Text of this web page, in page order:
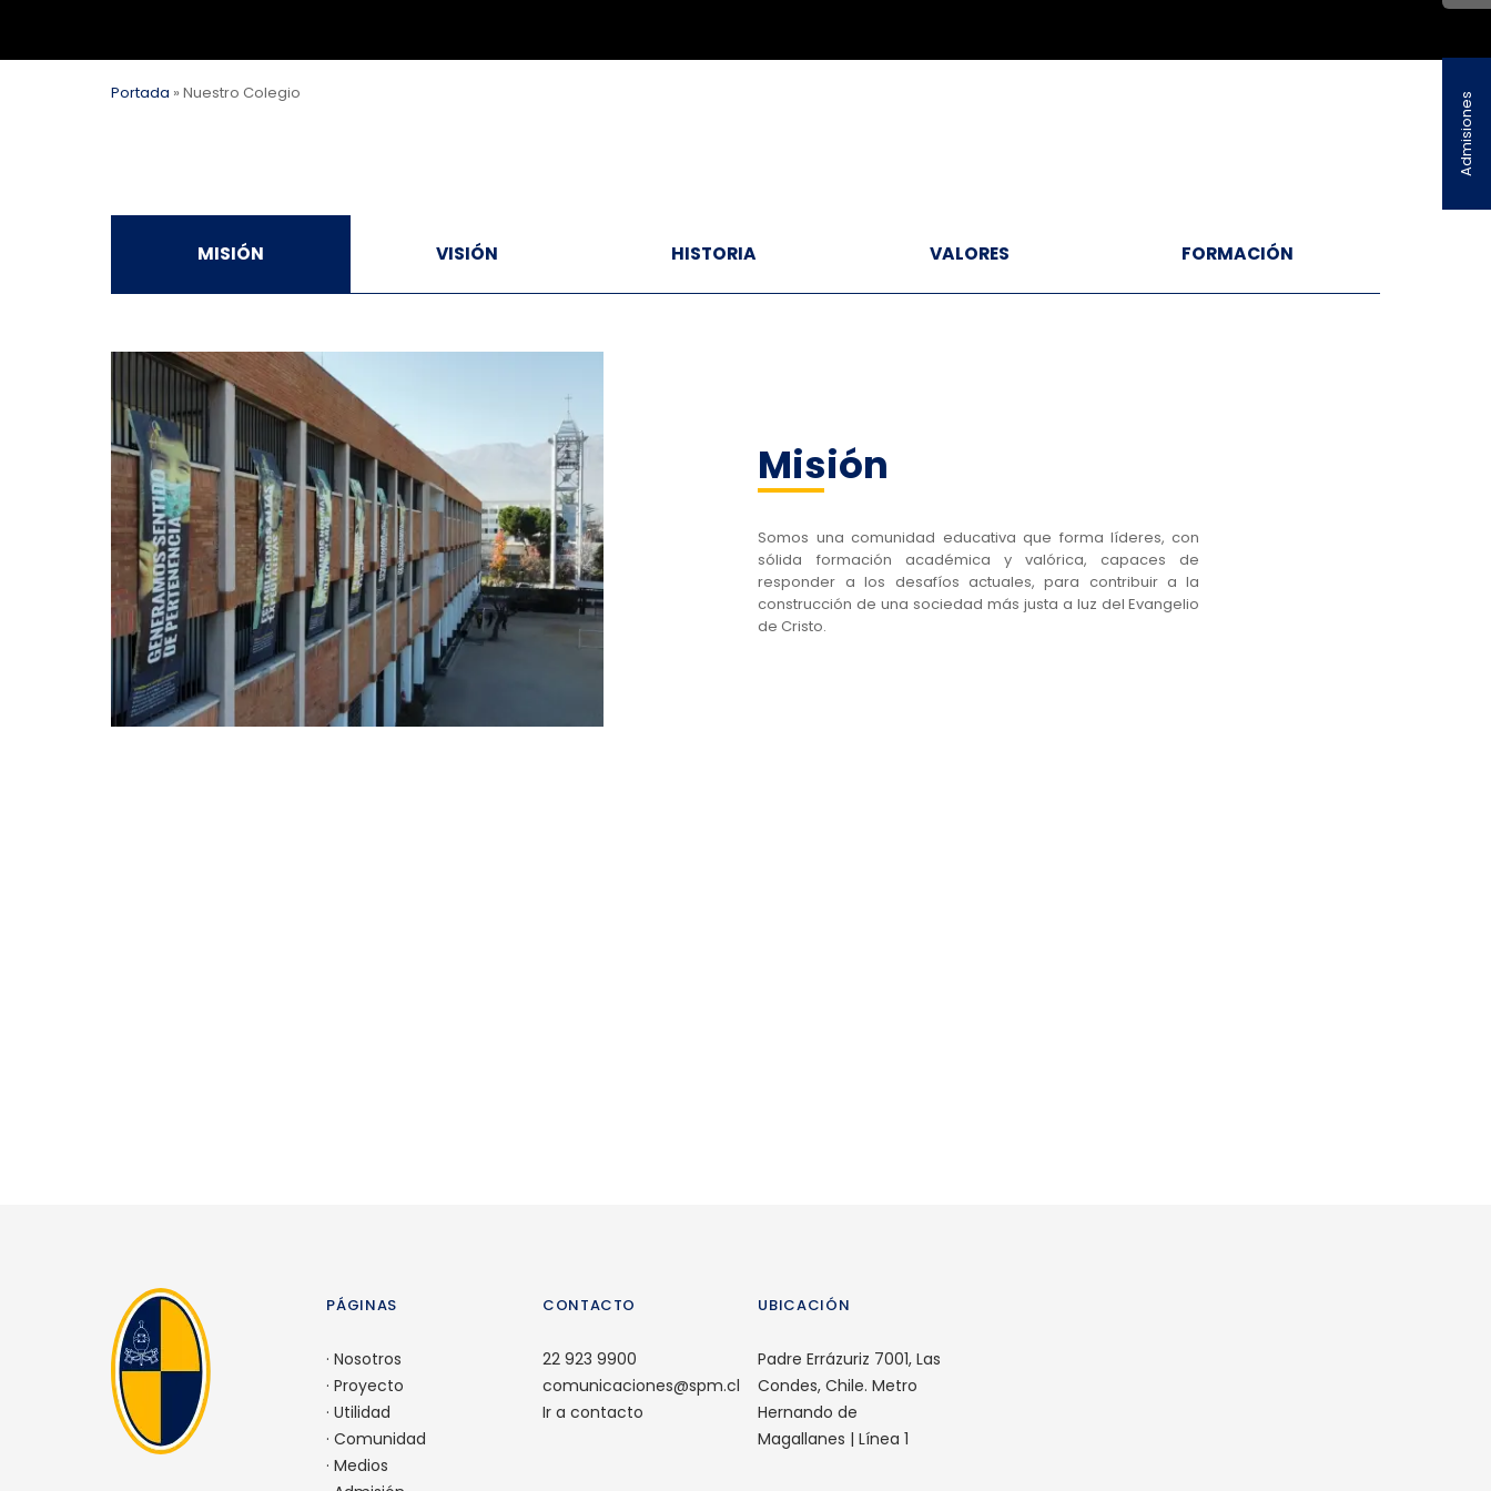
Portada » Nuestro Colegio
MISIÓN VISIÓN HISTORIA VALORES FORMACIÓN
Misión
Somos una comunidad educativa que forma líderes, con
sólida formación académica y valórica, capaces de
responder a los desafíos actuales, para contribuir a la
construcción de una sociedad más justa a luz del Evangelio
de Cristo.
Admisiones
PÁGINAS
·Nosotros
·Proyecto
·Utilidad
·Comunidad
·Medios
CONTACTO
22 923 9900
comunicaciones@spm.cl
Ir a contacto
UBICACIÓN
Padre Errázuriz 7001, Las
Condes, Chile. Metro
Hernando de
Magallanes | Línea 1